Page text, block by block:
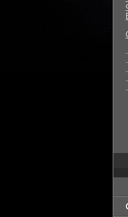
-
-
-
-
-